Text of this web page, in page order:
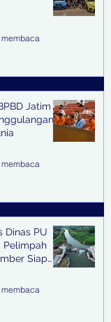
Jatim
Dinas PU
Pelimpah
Siap
Pangan